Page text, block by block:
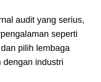
audit yang serius,
seperti
pilih lembaga
dengan industri